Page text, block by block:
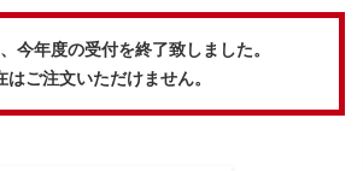
今年度の受付を終了致しました。
はご注文いただけません。